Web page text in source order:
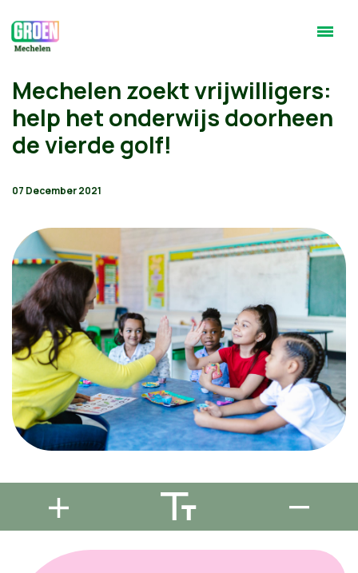
Mechelen zoekt vrijwilligers:
help het onderwijs doorheen
de vierde golf!
07 December 2021